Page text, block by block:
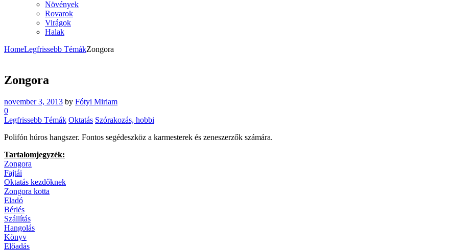
Növények
Rovarok
Virágok
Halak
HomeLegfrissebb TémákZongora
Zongora
november 3, 2013 by Fótyi Miriam
0
Legfrissebb Témák Oktatás Szórakozás, hobbi
Polifón húros hangszer. Fontos segédeszköz a karmesterek és zeneszerzők számára.
Tartalomjegyzék:
Zongora
Fajtái
Oktatás kezdőknek
Zongora kotta
Eladó
Bérlés
Szállítás
Hangolás
Könyv
Előadás